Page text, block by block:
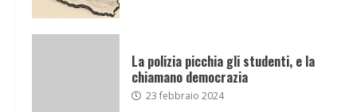
La polizia picchia gli studenti, e la
chiamano democrazia
23 febbraio 2024